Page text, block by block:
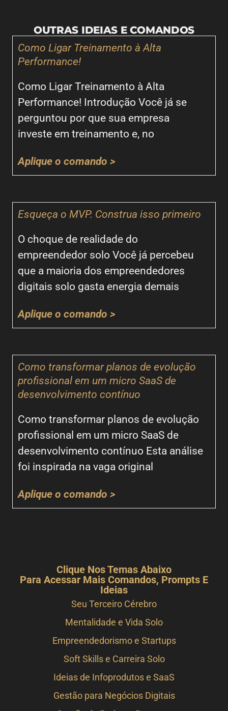
OUTRAS IDEIAS E COMANDOS
Como Ligar Treinamento à Alta
Performance!
Como Ligar Treinamento à Alta
Performance! Introdução Você já se
perguntou por que sua empresa
investe em treinamento e, no
Aplique o comando >
Esqueça o MVP. Construa isso primeiro
O choque de realidade do
empreendedor solo Você já percebeu
que a maioria dos empreendedores
digitais solo gasta energia demais
Aplique o comando >
Como transformar planos de evolução
profissional em um micro SaaS de
desenvolvimento contínuo
Como transformar planos de evolução
profissional em um micro SaaS de
desenvolvimento contínuo Esta análise
foi inspirada na vaga original
Aplique o comando >
Clique Nos Temas Abaixo
Para Acessar Mais Comandos, Prompts E
Ideias
Seu Terceiro Cérebro
Mentalidade e Vida Solo
Empreendedorismo e Startups
Soft Skills e Carreira Solo
Ideias de Infoprodutos e SaaS
Gestão para Negócios Digitais